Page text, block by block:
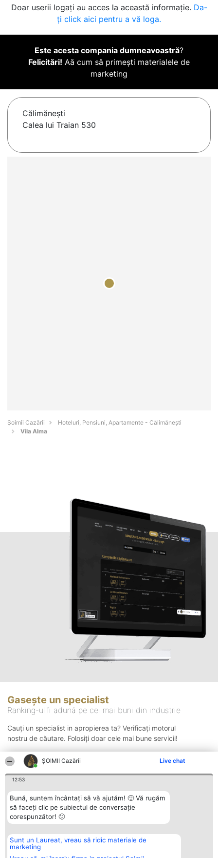
ȘOIMII Cazării Live chat
12:53
Bună, suntem încântați să vă ajutăm! 🙂 Vă rugăm
să faceți clic pe subiectul de conversație
corespunzător! 🙂
Sunt un Laureat, vreau să ridic materiale de
marketing
Doar userii logați au acces la această informație. Da-
ți click aici pentru a vă loga.
Este acesta compania dumneavoastră?
Felicitări! Aă cum să primești materialele de
marketing
Călimăneşti
Calea lui Traian 530
Șoimii Cazării
Hoteluri, Pensiuni, Apartamente - Călimăneşti
Vila Alma
Gasește un specialist
Ranking-ul îi adună pe cei mai buni din industrie
Cauți un specialist in apropierea ta? Verificați motorul
nostru de căutare. Folosiți doar cele mai bune servicii!
Organizator Ranking
BRIGHT SOLUTIONS BR SRL
Aleea Timisul De Sus 2 Bl. A30
Plebiscyt
Lista Tuturor
Contact